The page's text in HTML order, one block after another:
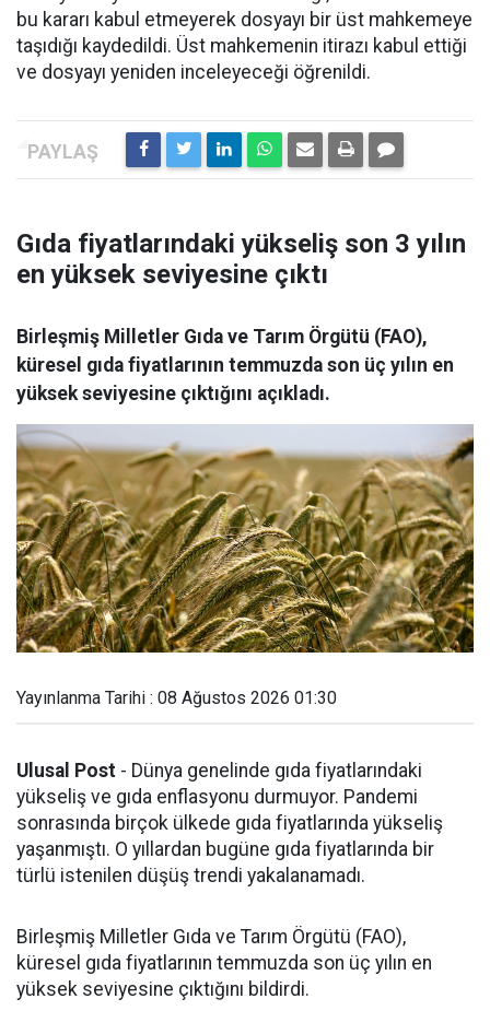
bu kararı kabul etmeyerek dosyayı bir üst mahkemeye
taşıdığı kaydedildi. Üst mahkemenin itirazı kabul ettiği
ve dosyayı yeniden inceleyeceği öğrenildi.
Gıda fiyatlarındaki yükseliş son 3 yılın
en yüksek seviyesine çıktı
Birleşmiş Milletler Gıda ve Tarım Örgütü (FAO),
küresel gıda fiyatlarının temmuzda son üç yılın en
yüksek seviyesine çıktığını açıkladı.
Yayınlanma Tarihi : 08 Ağustos 2026 01:30
Ulusal Post - Dünya genelinde gıda fiyatlarındaki
yükseliş ve gıda enflasyonu durmuyor. Pandemi
sonrasında birçok ülkede gıda fiyatlarında yükseliş
yaşanmıştı. O yıllardan bugüne gıda fiyatlarında bir
türlü istenilen düşüş trendi yakalanamadı.
Birleşmiş Milletler Gıda ve Tarım Örgütü (FAO),
küresel gıda fiyatlarının temmuzda son üç yılın en
yüksek seviyesine çıktığını bildirdi.